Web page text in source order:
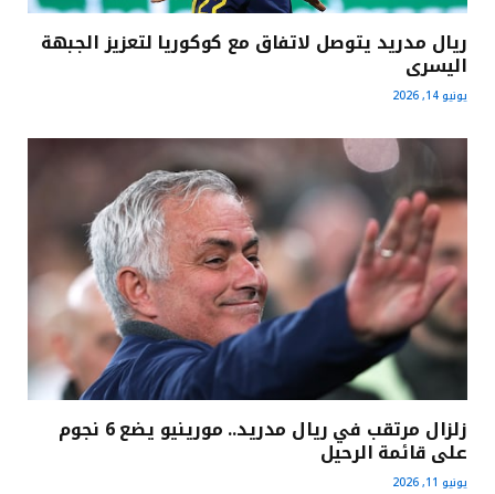
ريال مدريد يتوصل لاتفاق مع كوكوريا لتعزيز الجبهة
اليسرى
يونيو 14, 2026
زلزال مرتقب في ريال مدريد.. مورينيو يضع 6 نجوم
على قائمة الرحيل
يونيو 11, 2026